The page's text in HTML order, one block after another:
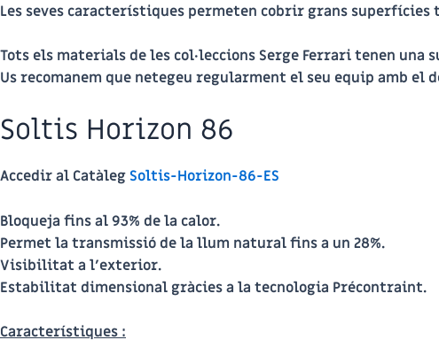
Les seves característiques permeten cobrir grans
Tots els materials de les col·leccions Serge Ferrari tenen
Us recomanem que netegeu regularment el seu equip amb el
Soltis Horizon 86
Accedir al CatàlegSoltis-Horizon-86-ES
Bloqueja fins al 93% de la calor.
Permet la transmissió de la llum natural fins a un 28%.
Visibilitat a l’exterior.
Estabilitat dimensional gràcies a la tecnologia Précontraint.
Característiques :